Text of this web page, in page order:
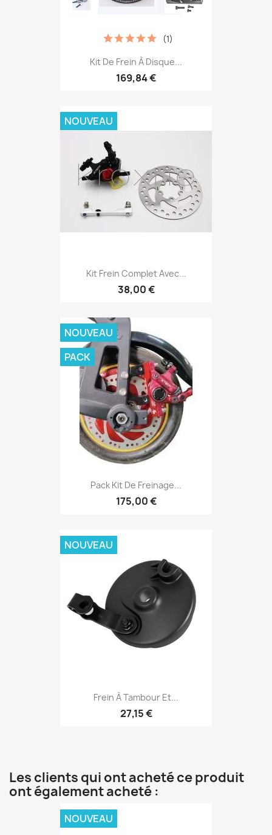
Kit De Frein À Disque...
169,84 €
(1)
Kit Frein Complet Avec...
38,00 €
NOUVEAU
Pack Kit De Freinage...
175,00 €
NOUVEAU
PACK
Frein À Tambour Et...
27,15 €
NOUVEAU
Les clients qui ont acheté ce produit
ont également acheté :
NOUVEAU